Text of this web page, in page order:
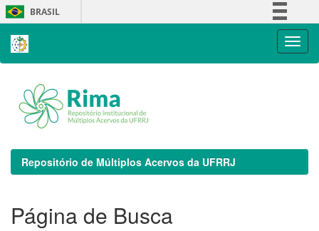
Skip
navigation
BRASIL
Repositório de Múltiplos Acervos da UFRRJ
Página de Busca